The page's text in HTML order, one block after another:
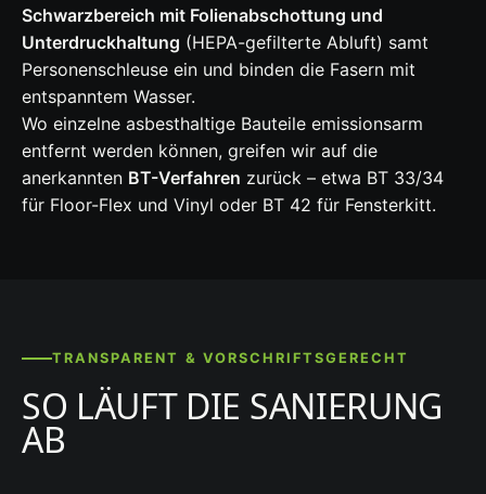
Schwarzbereich mit Folienabschottung und
Unterdruckhaltung (HEPA-gefilterte Abluft) samt
Personenschleuse ein und binden die Fasern mit
entspanntem Wasser.
Wo einzelne asbesthaltige Bauteile emissionsarm
entfernt werden können, greifen wir auf die
anerkannten BT-Verfahren zurück – etwa BT 33/34
für Floor-Flex und Vinyl oder BT 42 für Fensterkitt.
TRANSPARENT & VORSCHRIFTSGERECHT
SO LÄUFT DIE SANIERUNG
AB